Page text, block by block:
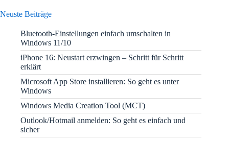
Neuste Beiträge
Bluetooth-Einstellungen einfach umschalten in
Windows 11/10
iPhone 16: Neustart erzwingen – Schritt für Schritt
erklärt
Microsoft App Store installieren: So geht es unter
Windows
Windows Media Creation Tool (MCT)
Outlook/Hotmail anmelden: So geht es einfach und
sicher